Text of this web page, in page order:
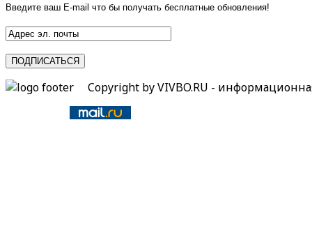
Введите ваш E-mail что бы получать бесплатные обновления!
Copyright by VIVBO.RU -